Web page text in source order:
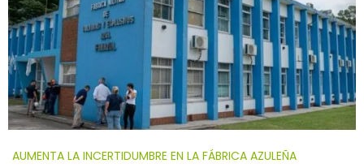
AUMENTA LA INCERTIDUMBRE EN LA FÁBRICA AZULEÑA